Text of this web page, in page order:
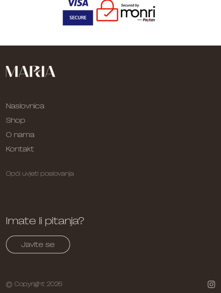
Naslovnica
Shop
O nama
Kontakt
Opći uvjeti poslovanja
Imate li pitanja?
Javite se
© Copyright 2026